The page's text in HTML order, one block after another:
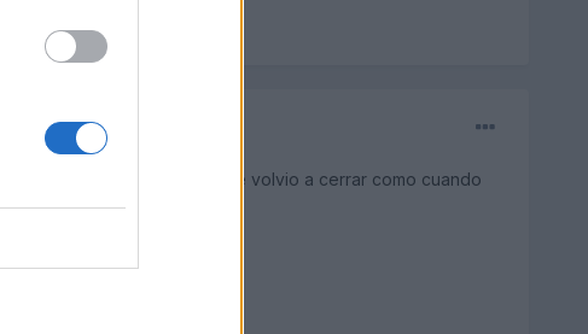
y automaticamente se volvio a cerrar como cuando